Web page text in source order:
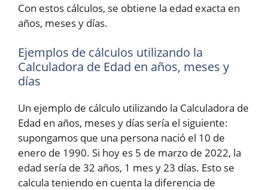
Con estos cálculos, se obtiene la edad exacta en
años, meses y días.
Ejemplos de cálculos utilizando la
Calculadora de Edad en años, meses y
días
Un ejemplo de cálculo utilizando la Calculadora de
Edad en años, meses y días sería el siguiente:
supongamos que una persona nació el 10 de
enero de 1990. Si hoy es 5 de marzo de 2022, la
edad sería de 32 años, 1 mes y 23 días. Esto se
calcula teniendo en cuenta la diferencia de